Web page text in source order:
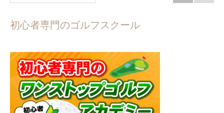
初心者専門のゴルフスクール